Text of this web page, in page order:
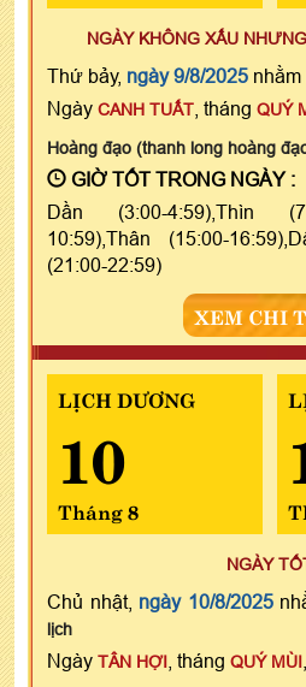
NGÀY KHÔNG XẤU
Thứ bảy, ngày 9/8/2025 nhằm
Ngày CANH TUẤT , tháng QUÝ
Hoàng đạo (thanh long hoàng
GIỜ TỐT TRONG NGÀY :
Dần (3:00-4:59),Thìn
10:59),Thân (15:00-
(21:00-22:59)
XEM CHI
LỊCH DƯƠNG
10
Tháng 8
NGÀY
Chủ nhật, ngày 10/8/2025
lịch
Ngày TÂN HỢI , tháng QUÝ MÙI